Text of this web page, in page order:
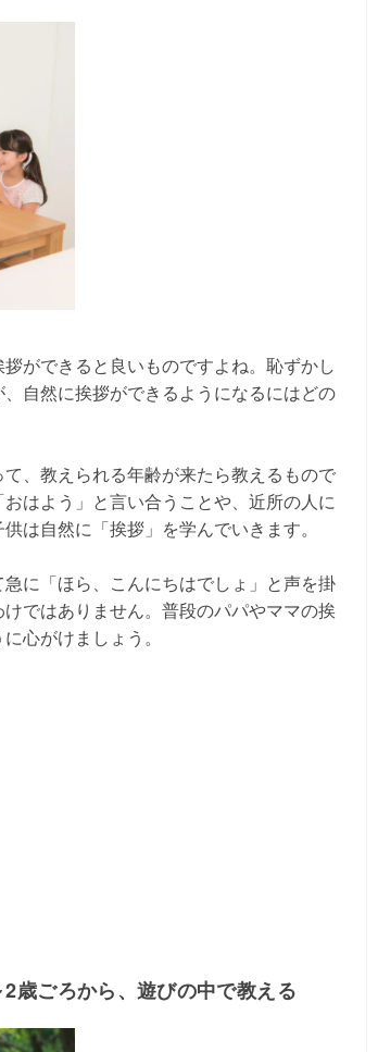
ができると良いものですよね。恥ずかし
自然に挨拶ができるようになるにはどの
、教えられる年齢が来たら教えるもので
はよう」と言い合うことや、近所の人に
は自然に「挨拶」を学んでいきます。
に「ほら、こんにちはでしょ」と声を掛
ではありません。普段のパパやママの挨
心がけましょう。
歳ごろから、遊びの中で教える